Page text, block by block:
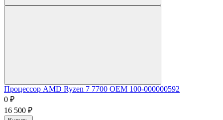
Процессор AMD Ryzen 7 7700 OEM 100-000000592
0 ₽
16 500 ₽